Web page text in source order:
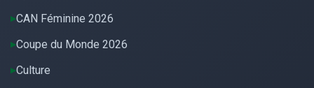
CAN Féminine 2026
Coupe du Monde 2026
Culture